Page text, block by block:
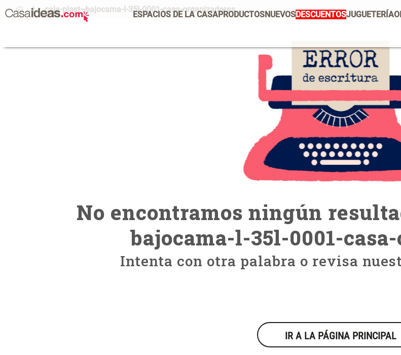
ESPACIOS DE LA CASAPRODUCTOSNUEVOSDESCUENTOSJUGUETERÍA
caja-plast--bajocama-l-35l-0001-casa-organizadores
No encontramos ningún
bajocama-l-35l-0001-
Intenta con otra palabra o revisa
IR A LA PÁGINA PRINCIPAL
Vajilla
Tapete
Escurridor Platos
Cojin
Individuales
Cojines
Escurridor
Canasto
Cafe
Set 2